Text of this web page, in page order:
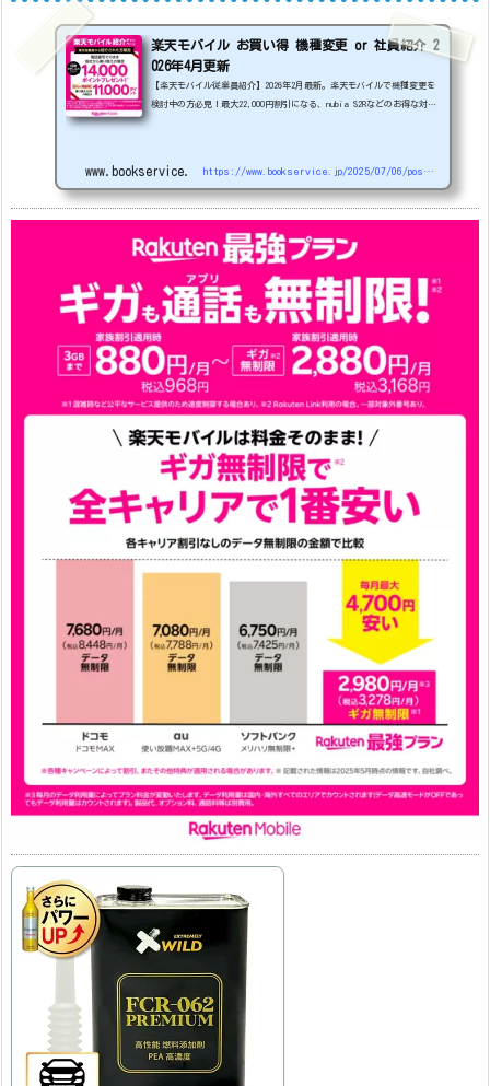
楽天モバイル お買い得 機種変更 or 社員紹介 2
026年4月更新
【楽天モバイル従業員紹介】2026年2月最新。楽天モバイルで機種変更を
検討中の方必見！最大22,000円割引になる、nubia S2Rなどのお得な対象
arrows We2 1円 arrows We2 Plus #1円
www.bookservice.jp https://www.bookservice.jp/2025/07/06/post-48181